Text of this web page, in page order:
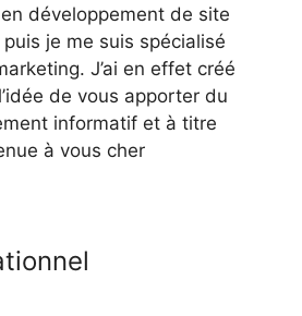
développement de site
je me suis spécialisé
J’ai en effet créé
de vous apporter du
informatif et à titre
à vous cher